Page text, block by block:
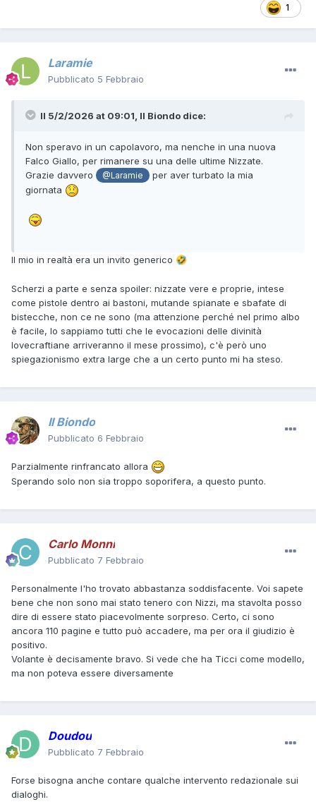
1
Laramie
Pubblicato 5 Febbraio
Il 5/2/2026 at 09:01, Il Biondo dice:
Non speravo in un capolavoro, ma nenche in una nuova
Falco Giallo, per rimanere su una delle ultime Nizzate.
Grazie davvero
@Laramie
per aver turbato la mia
giornata
Il mio in realtà era un invito generico 🤣
Scherzi a parte e senza spoiler: nizzate vere e proprie, intese
come pistole dentro ai bastoni, mutande spianate e sbafate di
bistecche, non ce ne sono (ma attenzione perché nel primo albo
è facile, lo sappiamo tutti che le evocazioni delle divinità
lovecraftiane arriveranno il mese prossimo), c'è però uno
spiegazionismo extra large che a un certo punto mi ha steso.
Il Biondo
Pubblicato 6 Febbraio
Parzialmente rinfrancato allora
Sperando solo non sia troppo soporifera, a questo punto.
Carlo Monni
Pubblicato 7 Febbraio
Personalmente l'ho trovato abbastanza soddisfacente. Voi sapete
bene che non sono mai stato tenero con Nizzi, ma stavolta posso
dire di essere stato piacevolmente sorpreso. Certo, ci sono
ancora 110 pagine e tutto può accadere, ma per ora il giudizio è
positivo.
Volante è decisamente bravo. Si vede che ha Ticci come modello,
ma non poteva essere diversamente
Doudou
Pubblicato 7 Febbraio
Forse bisogna anche contare qualche intervento redazionale sui
dialoghi.